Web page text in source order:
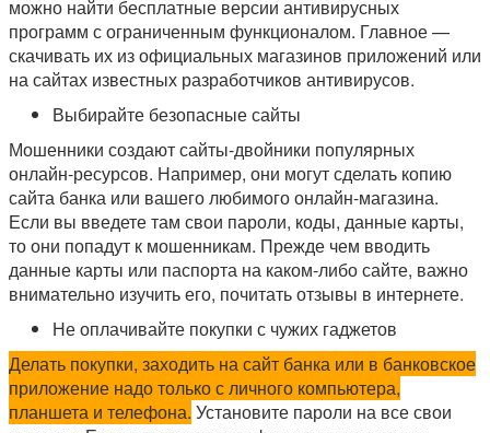
можно найти бесплатные версии антивирусных
программ с ограниченным функционалом. Главное —
скачивать их из официальных магазинов приложений или
на сайтах известных разработчиков антивирусов.
Выбирайте безопасные сайты
Мошенники создают сайты-двойники популярных
онлайн-ресурсов. Например, они могут сделать копию
сайта банка или вашего любимого онлайн-магазина.
Если вы введете там свои пароли, коды, данные карты,
то они попадут к мошенникам. Прежде чем вводить
данные карты или паспорта на каком-либо сайте, важно
внимательно изучить его, почитать отзывы в интернете.
Не оплачивайте покупки с чужих гаджетов
Делать покупки, заходить на сайт банка или в банковское
приложение надо только с личного компьютера,
планшета и телефона. Установите пароли на все свои